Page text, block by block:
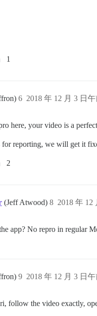
1
2018 年 12 月 3 日
6
here, your video is a
for reporting, we will get it
2
(Jeff Atwood) 2018 年 12
8
app? No repro in regular
2018 年 12 月 3 日
9
follow the video exactly,